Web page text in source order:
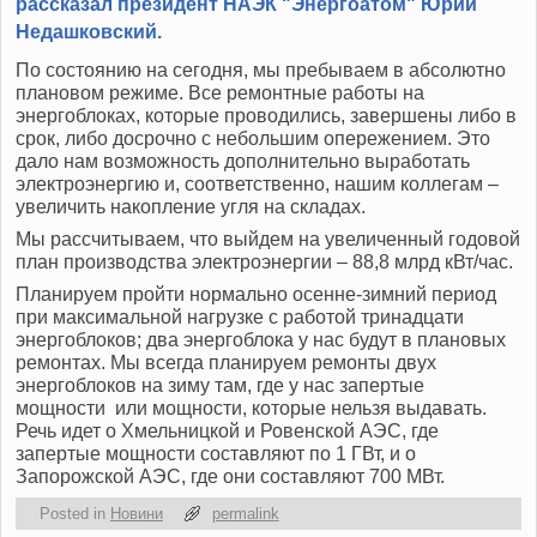
Недашковский.
По состоянию на сегодня, мы пребываем в абсолютно
плановом режиме. Все ремонтные работы на
энергоблоках, которые проводились, завершены либо в
срок, либо досрочно с небольшим опережением. Это
дало нам возможность дополнительно выработать
электроэнергию и, соответственно, нашим коллегам –
увеличить накопление угля на складах.
Мы рассчитываем, что выйдем на увеличенный годовой
план производства электроэнергии – 88,8 млрд кВт/час.
Планируем пройти нормально осенне-зимний период
при максимальной нагрузке с работой тринадцати
энергоблоков; два энергоблока у нас будут в плановых
ремонтах. Мы всегда планируем ремонты двух
энергоблоков на зиму там, где у нас запертые
мощности или мощности, которые нельзя выдавать.
Речь идет о Хмельницкой и Ровенской АЭС, где
запертые мощности составляют по 1 ГВт, и о
Запорожской АЭС, где они составляют 700 МВт.
Posted in Новини permalink